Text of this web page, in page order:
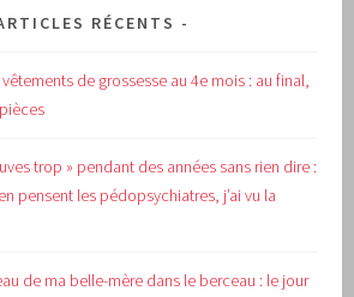
RÉCENTS
de grossesse au 4e mois : au final,
trop » pendant des années sans rien dire :
pensent les pédopsychiatres, j’ai vu la
de ma belle-mère dans le berceau : le jour